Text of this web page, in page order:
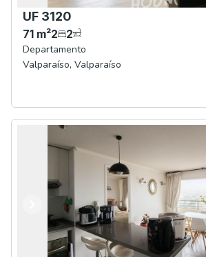
UF 3120
71 m²2 2
Departamento
Valparaíso, Valparaíso
Anterior
Siguiente